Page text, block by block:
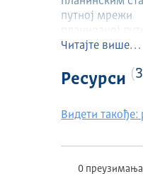
путној мрежи
тунелима
и железници
Читајте више…
Ресурси
Видети
0 преузимања